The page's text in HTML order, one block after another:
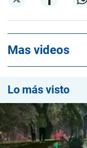
Mas videos
Lo más visto